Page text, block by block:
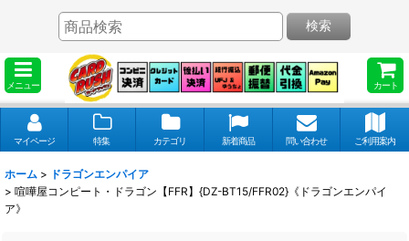
メニュー カート
検索
マイページ 特集 カテゴリ 新着商品 問い合わせ ご利用案内
ホーム > ドラゴンエンパイア
> 喧嘩屋コンピート・ドラゴン【FFR】{DZ-BT15/FFR02}《ドラゴンエンパイ
ア》